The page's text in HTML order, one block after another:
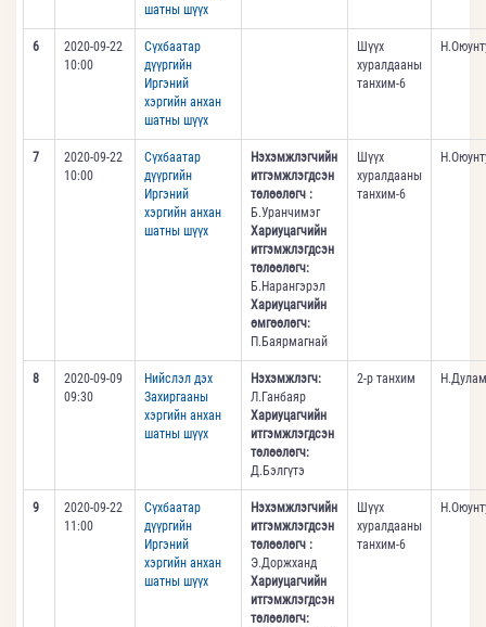
шатны шүүх
6
2020-09-22
10:00
Сүхбаатар
дүүргийн
Иргэний
хэргийн анхан
шатны шүүх
Шүүх
хуралдааны
танхим-6
7
2020-09-22
10:00
Сүхбаатар
дүүргийн
Иргэний
хэргийн анхан
шатны шүүх
Нэхэмжлэгчийн
итгэмжлэгдсэн
төлөөлөгч :
Б.Уранчимэг
Хариуцагчийн
итгэмжлэгдсэн
төлөөлөгч:
Б.Нарангэрэл
Хариуцагчийн
өмгөөлөгч:
П.Баярмагнай
Шүүх
хуралдааны
танхим-6
8
2020-09-09
09:30
Нийслэл дэх
Захиргааны
хэргийн анхан
шатны шүүх
Нэхэмжлэгч:
Л.Ганбаяр
Хариуцагчийн
итгэмжлэгдсэн
төлөөлөгч:
Д.Бэлгүтэ
2-р танхим
9
2020-09-22
11:00
Сүхбаатар
дүүргийн
Иргэний
хэргийн анхан
шатны шүүх
Нэхэмжлэгчийн
итгэмжлэгдсэн
төлөөлөгч :
Э.Доржханд
Хариуцагчийн
итгэмжлэгдсэн
төлөөлөгч:
Шүүх
хуралдааны
танхим-6